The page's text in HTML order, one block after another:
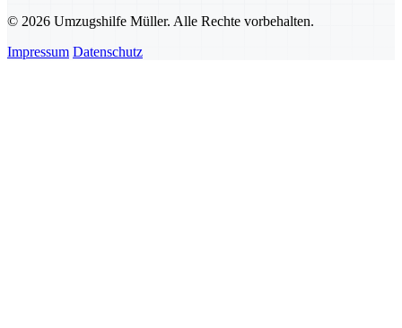
© 2026 Umzugshilfe Müller. Alle Rechte vorbehalten.
Impressum Datenschutz